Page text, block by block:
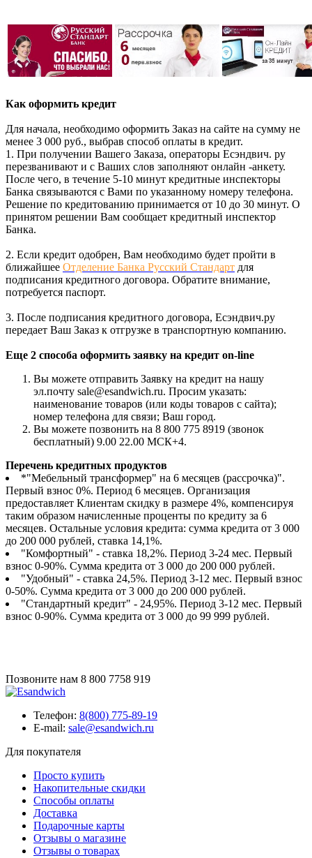
Как оформить кредит
Для начала, необходимо оформить Заказ на сайте на сумму не
менее 3 000 руб., выбрав способ оплаты в кредит.
1. При получении Вашего Заказа, операторы Есэндвич. ру
перезванивают и с Ваших слов заполняют онлайн -анкету.
После чего, в течение 5-10 минут кредитные инспекторы
Банка связываются с Вами по указанному номеру телефона.
Решение по кредитованию принимается от 10 до 30 минут. О
принятом решении Вам сообщает кредитный инспектор
Банка.
2. Если кредит одобрен, Вам необходимо будет пройти в
ближайшее Отделение Банка Русский Стандарт для
подписания кредитного договора. Обратите внимание,
потребуется паспорт.
3. После подписания кредитного договора, Есэндвич.ру
передает Ваш Заказ к отгрузке в транспортную компанию.
Еще 2 способа оформить заявку на кредит on-line
Вы можете отправить Заявку на кредит на нашу
эл.почту sale@esandwich.ru. Просим указать:
наименование товаров (или коды товаров с сайта);
номер телефона для связи; Ваш город.
Вы можете позвонить на 8 800 775 8919 (звонок
бесплатный) 9.00 22.00 МСК+4.
Перечень кредитных продуктов
*"Мебельный трансформер" на 6 месяцев (рассрочка)".
Первый взнос 0%. Период 6 месяцев. Организация
предоставляет Клиентам скидку в размере 4%, компенсируя
таким образом начисленные проценты по кредиту за 6
месяцев. Остальные условия кредита: сумма кредита от 3 000
до 200 000 рублей, ставка 14,1%.
"Комфортный" - ставка 18,2%. Период 3-24 мес. Первый
взнос 0-90%. Сумма кредита от 3 000 до 200 000 рублей.
"Удобный" - ставка 24,5%. Период 3-12 мес. Первый взнос
0-50%. Сумма кредита от 3 000 до 200 000 рублей.
"Стандартный кредит" - 24,95%. Период 3-12 мес. Первый
взнос 0-90%. Сумма кредита от 3 000 до 99 999 рублей.
Позвоните нам 8 800 7758 919
Телефон: 8(800) 775-89-19
E-mail: sale@esandwich.ru
Для покупателя
Просто купить
Накопительные скидки
Способы оплаты
Доставка
Подарочные карты
Отзывы о магазине
Отзывы о товарах